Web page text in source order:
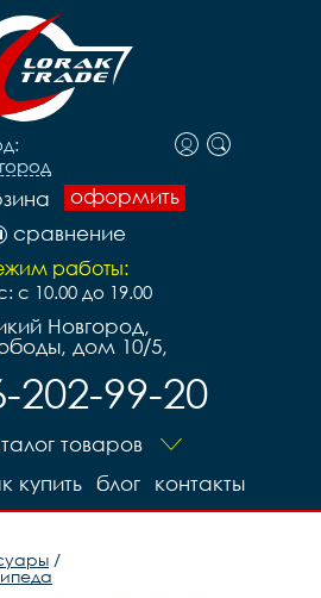
оформить
сравнение
работы:
с 10.00 до 19.00
Новгород,
дом 10/5,
202-99-20
товаров
контакты
блог
купить
/